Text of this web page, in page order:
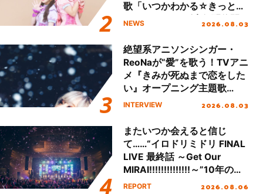
歌「いつかわかる☆きっとあ
える」TVサイズ先行配信開
NEWS 2026.08.03
絶望系アニソンシンガー・
ReoNaが“愛”を歌う！TVアニ
メ『きみが死ぬまで恋をした
い』オープニング主題歌
「Amore」インタビュー
INTERVIEW 2026.08.03
またいつか会えると信じ
て……“イロドリミドリ FINAL
LIVE 最終話 ～Get Our
MIRAI!!!!!!!!!!!!!!～”10年の活
動を経てファイナルを迎える
REPORT 2026.08.06